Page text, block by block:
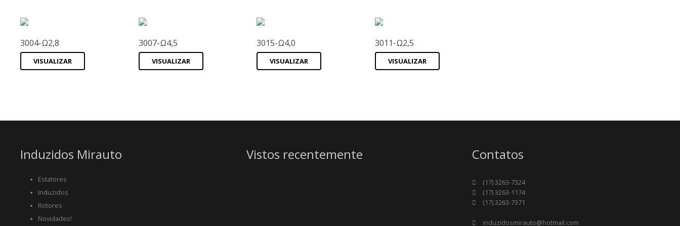
3004-Ω2,8
VISUALIZAR
3007-Ω4,5
VISUALIZAR
3015-Ω4,0
VISUALIZAR
3011-Ω2,5
VISUALIZAR
Induzidos Mirauto
Estatores
Induzidos
Rotores
Novidades!
Vistos recentemente Contatos
(17) 3263-7324
(17) 3263-1174
(17) 3263-7371
induzidosmirauto@hotmail.com